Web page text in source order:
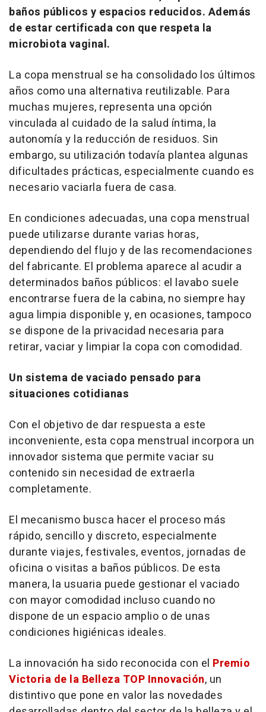
baños públicos y espacios reducidos. Además
de estar certificada con que respeta la
microbiota vaginal.
La copa menstrual se ha consolidado los últimos
años como una alternativa reutilizable. Para
muchas mujeres, representa una opción
vinculada al cuidado de la salud íntima, la
autonomía y la reducción de residuos. Sin
embargo, su utilización todavía plantea algunas
dificultades prácticas, especialmente cuando es
necesario vaciarla fuera de casa.
En condiciones adecuadas, una copa menstrual
puede utilizarse durante varias horas,
dependiendo del flujo y de las recomendaciones
del fabricante. El problema aparece al acudir a
determinados baños públicos: el lavabo suele
encontrarse fuera de la cabina, no siempre hay
agua limpia disponible y, en ocasiones, tampoco
se dispone de la privacidad necesaria para
retirar, vaciar y limpiar la copa con comodidad.
Un sistema de vaciado pensado para
situaciones cotidianas
Con el objetivo de dar respuesta a este
inconveniente, esta copa menstrual incorpora un
innovador sistema que permite vaciar su
contenido sin necesidad de extraerla
completamente.
El mecanismo busca hacer el proceso más
rápido, sencillo y discreto, especialmente
durante viajes, festivales, eventos, jornadas de
oficina o visitas a baños públicos. De esta
manera, la usuaria puede gestionar el vaciado
con mayor comodidad incluso cuando no
dispone de un espacio amplio o de unas
condiciones higiénicas ideales.
La innovación ha sido reconocida con el Premio
Victoria de la Belleza TOP Innovación, un
distintivo que pone en valor las novedades